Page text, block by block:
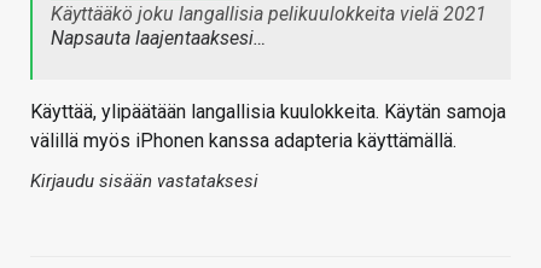
Käyttääkö joku langallisia pelikuulokkeita vielä 2021
Napsauta laajentaaksesi…
Käyttää, ylipäätään langallisia kuulokkeita. Käytän samoja
välillä myös iPhonen kanssa adapteria käyttämällä.
Kirjaudu sisään vastataksesi